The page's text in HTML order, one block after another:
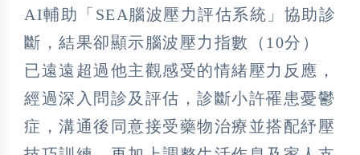
AI輔助「SEA腦波壓力評估系統」協助診
斷，結果卻顯示腦波壓力指數（10分）
已遠遠超過他主觀感受的情緒壓力反應，
經過深入問診及評估，診斷小許罹患憂鬱
症，溝通後同意接受藥物治療並搭配紓壓